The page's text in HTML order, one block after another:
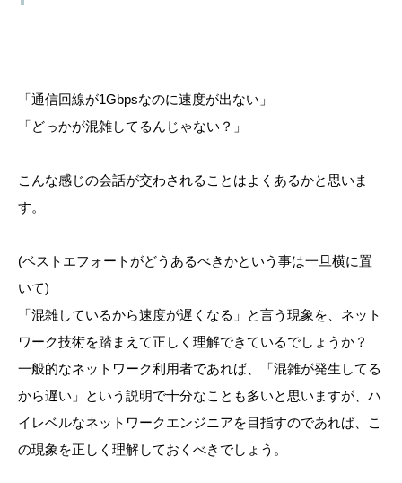
「通信回線が1Gbpsなのに速度が出ない」
「どっかが混雑してるんじゃない？」
こんな感じの会話が交わされることはよくあるかと思いま
す。
(ベストエフォートがどうあるべきかという事は一旦横に置
いて)
「混雑しているから速度が遅くなる」と言う現象を、ネット
ワーク技術を踏まえて正しく理解できているでしょうか？
一般的なネットワーク利用者であれば、「混雑が発生してる
から遅い」という説明で十分なことも多いと思いますが、ハ
イレベルなネットワークエンジニアを目指すのであれば、こ
の現象を正しく理解しておくべきでしょう。